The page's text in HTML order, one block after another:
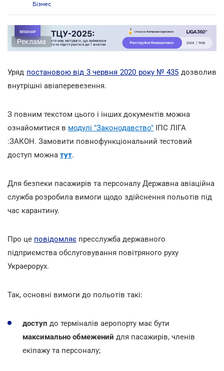
Бізнес
Реклама
Уряд постановою від 3 червня 2020 року № 435 дозволив
внутрішні авіаперевезення.
З повним текстом цього і інших документів можна
ознайомитися в модулі "Законодавство" ІПС ЛІГА
:ЗАКОН. Замовити повнофункціональний тестовий
доступ можна тут.
Для безпеки пасажирів та персоналу Державна авіаційна
служба розробила вимоги щодо здійснення польотів під
час карантину.
Про це повідомляє пресслужба державного
підприємства обслуговування повітряного руху
Украерорух.
Так, основні вимоги до польотів такі:
доступ до терміналів аеропорту має бути
максимально обмежений для пасажирів, членів
екіпажу та персоналу;